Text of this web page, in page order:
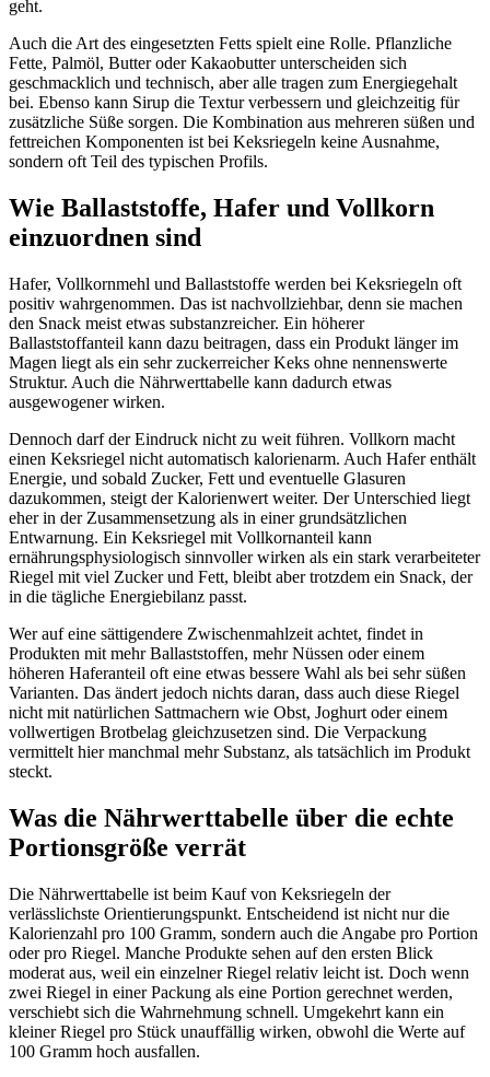
geht.
Auch die Art des eingesetzten Fetts spielt eine Rolle. Pflanzliche
Fette, Palmöl, Butter oder Kakaobutter unterscheiden sich
geschmacklich und technisch, aber alle tragen zum Energiegehalt
bei. Ebenso kann Sirup die Textur verbessern und gleichzeitig für
zusätzliche Süße sorgen. Die Kombination aus mehreren süßen und
fettreichen Komponenten ist bei Keksriegeln keine Ausnahme,
sondern oft Teil des typischen Profils.
Wie Ballaststoffe, Hafer und Vollkorn
einzuordnen sind
Hafer, Vollkornmehl und Ballaststoffe werden bei Keksriegeln oft
positiv wahrgenommen. Das ist nachvollziehbar, denn sie machen
den Snack meist etwas substanzreicher. Ein höherer
Ballaststoffanteil kann dazu beitragen, dass ein Produkt länger im
Magen liegt als ein sehr zuckerreicher Keks ohne nennenswerte
Struktur. Auch die Nährwerttabelle kann dadurch etwas
ausgewogener wirken.
Dennoch darf der Eindruck nicht zu weit führen. Vollkorn macht
einen Keksriegel nicht automatisch kalorienarm. Auch Hafer enthält
Energie, und sobald Zucker, Fett und eventuelle Glasuren
dazukommen, steigt der Kalorienwert weiter. Der Unterschied liegt
eher in der Zusammensetzung als in einer grundsätzlichen
Entwarnung. Ein Keksriegel mit Vollkornanteil kann
ernährungsphysiologisch sinnvoller wirken als ein stark verarbeiteter
Riegel mit viel Zucker und Fett, bleibt aber trotzdem ein Snack, der
in die tägliche Energiebilanz passt.
Wer auf eine sättigendere Zwischenmahlzeit achtet, findet in
Produkten mit mehr Ballaststoffen, mehr Nüssen oder einem
höheren Haferanteil oft eine etwas bessere Wahl als bei sehr süßen
Varianten. Das ändert jedoch nichts daran, dass auch diese Riegel
nicht mit natürlichen Sattmachern wie Obst, Joghurt oder einem
vollwertigen Brotbelag gleichzusetzen sind. Die Verpackung
vermittelt hier manchmal mehr Substanz, als tatsächlich im Produkt
steckt.
Was die Nährwerttabelle über die echte
Portionsgröße verrät
Die Nährwerttabelle ist beim Kauf von Keksriegeln der
verlässlichste Orientierungspunkt. Entscheidend ist nicht nur die
Kalorienzahl pro 100 Gramm, sondern auch die Angabe pro Portion
oder pro Riegel. Manche Produkte sehen auf den ersten Blick
moderat aus, weil ein einzelner Riegel relativ leicht ist. Doch wenn
zwei Riegel in einer Packung als eine Portion gerechnet werden,
verschiebt sich die Wahrnehmung schnell. Umgekehrt kann ein
kleiner Riegel pro Stück unauffällig wirken, obwohl die Werte auf
100 Gramm hoch ausfallen.